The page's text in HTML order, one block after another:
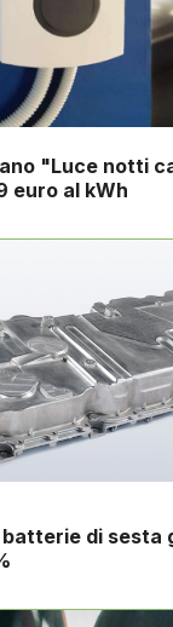
"Luce notti
euro al kWh
di sesta